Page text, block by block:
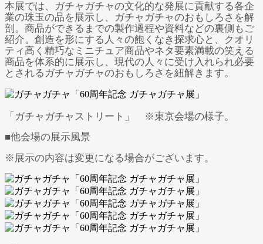
本展では、ガチャガチャの文化的な発展に貢献する各企
業の珠玉の品を展示し、ガチャガチャのおもしろさを解
剖。商品ができるまでの製作過程や資料などの裏側もご
紹介。創造を形にする人々の飽くなき探求心と、クオリ
ティ高く精巧なミニチュア商品やネタ要素満載の笑える
商品を体系的に展示し、現代の人々に受け入れられ必要
とされるガチャガチャのおもしろさを紐解きます。
「ガチャガチャストリート」 ※東京会場の様子。
■他会場の展示風景
※展示の内容は変更になる場合がございます。